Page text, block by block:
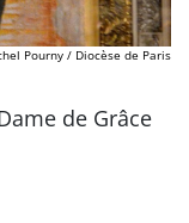
Pourny / Diocèse de Paris
de Grâce